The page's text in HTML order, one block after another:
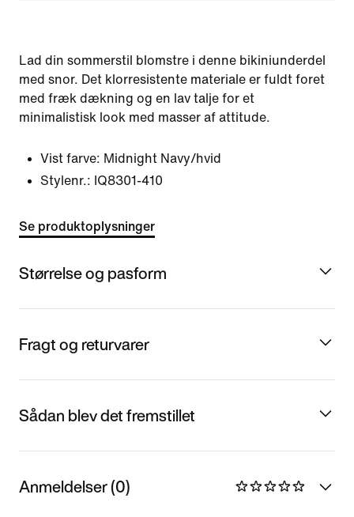
Lad din sommerstil blomstre i denne bikiniunderdel
med snor. Det klorresistente materiale er fuldt foret
med fræk dækning og en lav talje for et
minimalistisk look med masser af attitude.
Vist farve: Midnight Navy/hvid
Stylenr.: IQ8301-410
Se produktoplysninger
Størrelse og pasform
Fragt og returvarer
Sådan blev det fremstillet
Anmeldelser (0)